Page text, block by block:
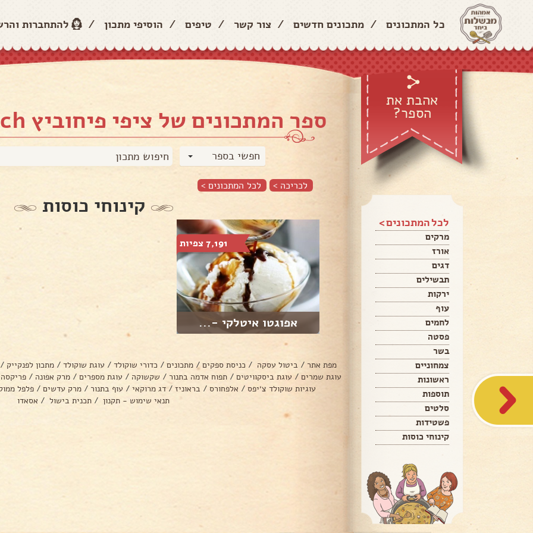
כל המתכונים / מתכונים חדשים / צור קשר / טיפים / הוסיפי מתכון / להתחברות
אהבת את
הספר?
לכל המתכונים >
מרקים
אורז
דגים
תבשילים
ירקות
עוף
לחמים
פסטה
בשר
צמחוניים
ראשונות
תוספות
סלטים
פשטידות
קינוחי כוסות
ספר המתכונים של ציפי פיחוביץ Tsipi Pichovich
חפשי בספר
לכריכה > לכל המתכונים >
קינוחי כוסות
7,191 צפיות
אפוגטו איטלקי -...
מפת אתר / ביטול עסקה / כניסת ספקים / מתכונים / כדורי שוקולד / עוגת שוקולד / מתכון לפנקייק /
עוגת שמרים / עוגת ביסקוויטים / תפוח אדמה בתנור / שקשוקה / עוגת מספרים / מרק אפונה / פריקסה
עוגיות שוקולד צ׳יפס / אלפחורס / בראוניז / דג מרוקאי / עוף בתנור / מרק עדשים / פלפל
תנאי שימוש - תקנון / תכנית בישול / אסאדו